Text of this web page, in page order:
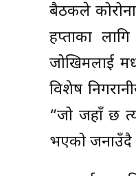
बैठकले
हप्ताका
जोखिमलाई
विशेष
“जो जहाँ छ
भएको जनाउँदै